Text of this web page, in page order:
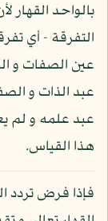
بالواحد القهار
التفرقة - أي
عين الصفات و
عبد الذات و
عبد علمه و لم
هذا القياس.
فإذا فرض تردد